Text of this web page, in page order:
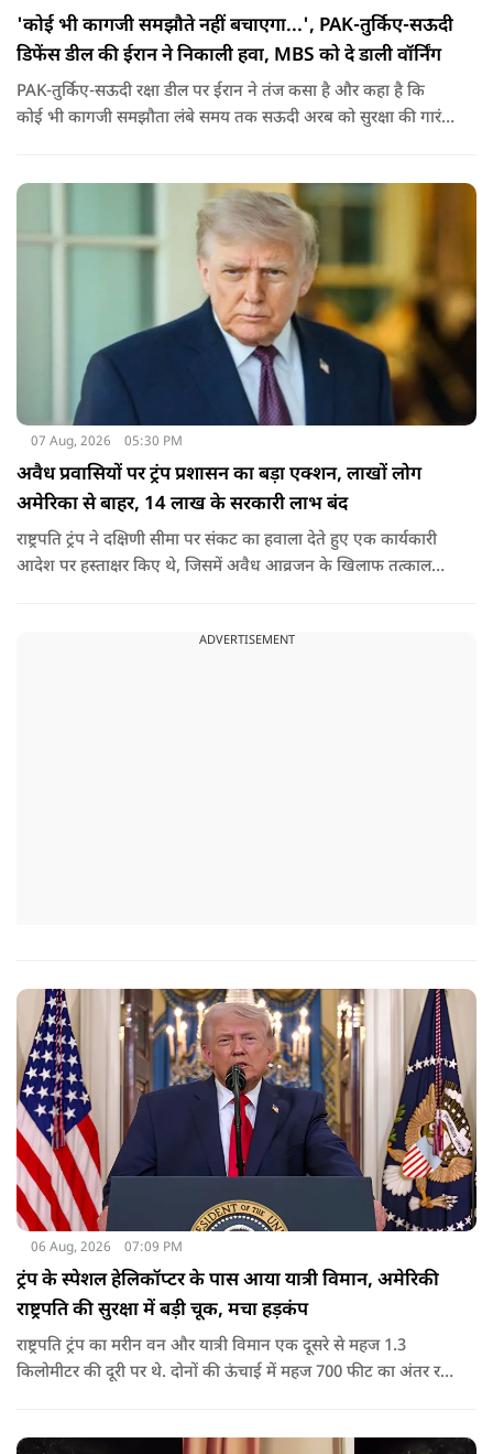
'कोई भी कागजी समझौते नहीं बचाएगा...', PAK-तुर्किए-सऊदी
डिफेंस डील की ईरान ने निकाली हवा, MBS को दे डाली वॉर्निंग
PAK-तुर्किए-सऊदी रक्षा डील पर ईरान ने तंज कसा है और कहा है कि
कोई भी कागजी समझौता लंबे समय तक सऊदी अरब को सुरक्षा की गारंटी
07 Aug, 2026 05:30 PM
अवैध प्रवासियों पर ट्रंप प्रशासन का बड़ा एक्शन, लाखों लोग
अमेरिका से बाहर, 14 लाख के सरकारी लाभ बंद
राष्ट्रपति ट्रंप ने दक्षिणी सीमा पर संकट का हवाला देते हुए एक कार्यकारी
आदेश पर हस्ताक्षर किए थे, जिसमें अवैध आव्रजन के खिलाफ तत्काल
ADVERTISEMENT
06 Aug, 2026 07:09 PM
ट्रंप के स्पेशल हेलिकॉप्टर के पास आया यात्री विमान, अमेरिकी
राष्ट्रपति की सुरक्षा में बड़ी चूक, मचा हड़कंप
राष्ट्रपति ट्रंप का मरीन वन और यात्री विमान एक दूसरे से महज 1.3
किलोमीटर की दूरी पर थे. दोनों की ऊंचाई में महज 700 फीट का अंतर रह